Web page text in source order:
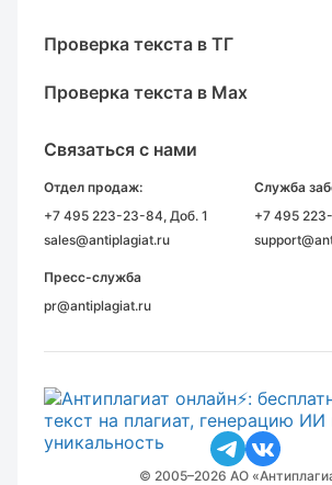
Проверка текста в ТГ
Проверка текста в Max
Связаться с нами
Отдел продаж:
+7 495 223-23-84, Доб. 1
sales@antiplagiat.ru
Служба
+7 495
Пресс-служба
pr@antiplagiat.ru
© 2005–2026 АО